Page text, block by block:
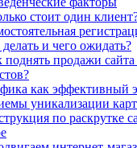
стоит один
делать и чего ожидать?
поднять продажи
как эффективный
уникализации
по раскрутке